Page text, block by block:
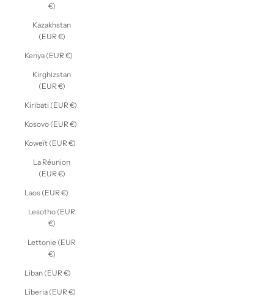
€)
Kazakhstan
(EUR €)
Kenya (EUR €)
Kirghizstan
(EUR €)
Kiribati (EUR €)
Kosovo (EUR €)
Koweït (EUR €)
La Réunion
(EUR €)
Laos (EUR €)
Lesotho (EUR
€)
Lettonie (EUR
€)
Liban (EUR €)
Liberia (EUR €)